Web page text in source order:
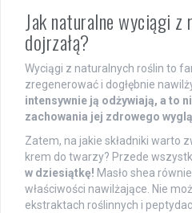
Jak naturalne wyciągi
dojrzałą?
Wyciągi z naturalnych roślin to
zregenerować i dogłębnie
intensywnie ją odżywiają, a to
zachowania jej zdrowego
Zatem, na jakie składniki warto
krem do twarzy? Przede
w dziesiątkę! Masło shea
właściwości nawilżające. Nie
ekstraktach roślinnych i